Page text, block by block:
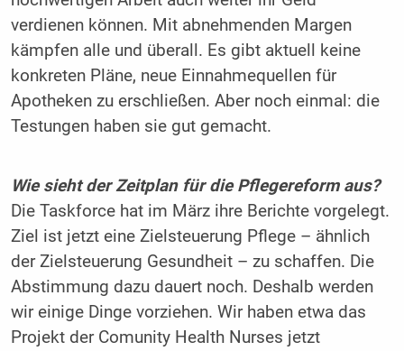
verdienen können. Mit abnehmenden Margen
kämpfen alle und überall. Es gibt aktuell keine
konkreten Pläne, neue Einnahmequellen für
Apotheken zu erschließen. Aber noch einmal: die
Testungen haben sie gut gemacht.
Wie sieht der Zeitplan für die Pflegereform aus?
Die Taskforce hat im März ihre Berichte vorgelegt.
Ziel ist jetzt eine Zielsteuerung Pflege – ähnlich
der Zielsteuerung Gesundheit – zu schaffen. Die
Abstimmung dazu dauert noch. Deshalb werden
wir einige Dinge vorziehen. Wir haben etwa das
Projekt der Comunity Health Nurses jetzt